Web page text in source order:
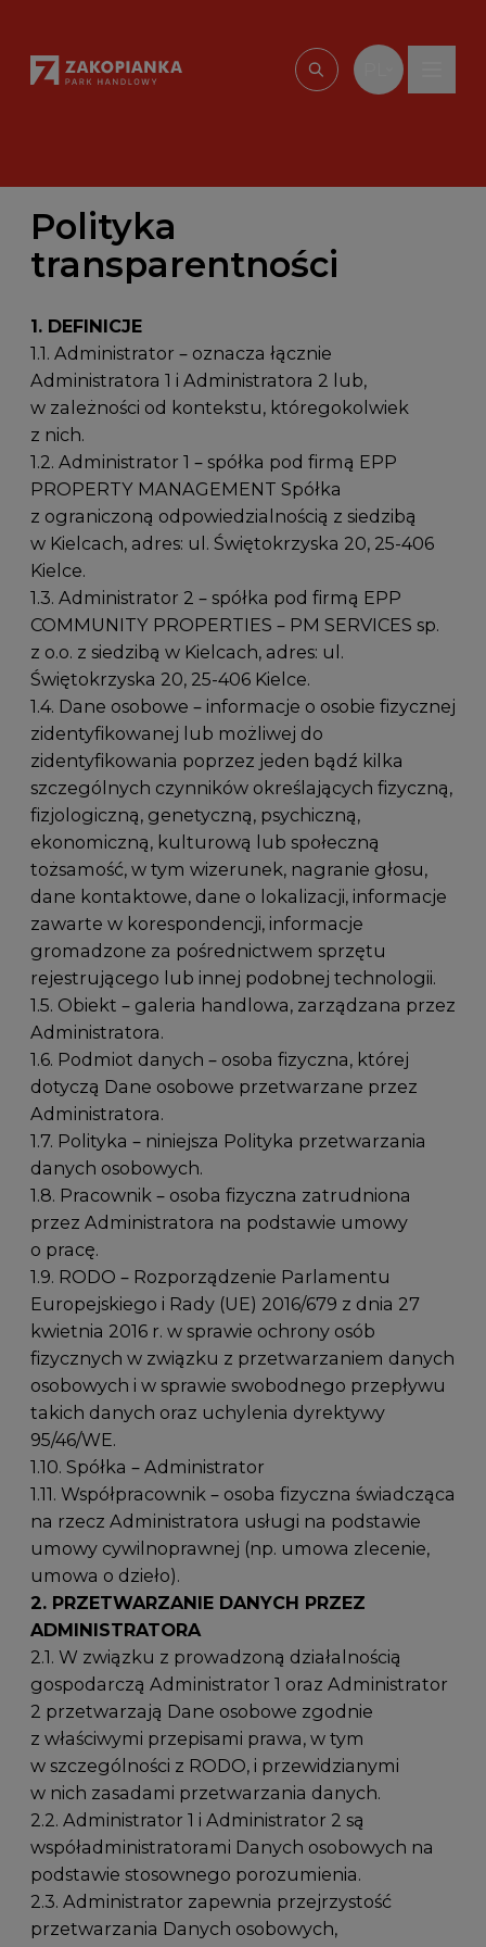
Wpisz, czego
Polityka
transparentności
1. DEFINICJE
1.1. Administrator – oznacza łącznie
Administratora 1 i Administratora 2 lub,
w zależności od kontekstu, któregokolwiek
z nich.
1.2. Administrator 1 – spółka pod firmą EPP
PROPERTY MANAGEMENT Spółka
z ograniczoną odpowiedzialnością z siedzibą
w Kielcach, adres: ul. Świętokrzyska 20, 25-406
Kielce.
1.3. Administrator 2 – spółka pod firmą EPP
COMMUNITY PROPERTIES – PM SERVICES sp.
z o.o. z siedzibą w Kielcach, adres: ul.
Świętokrzyska 20, 25-406 Kielce.
1.4. Dane osobowe – informacje o osobie fizycznej
zidentyfikowanej lub możliwej do
zidentyfikowania poprzez jeden bądź kilka
szczególnych czynników określających fizyczną,
fizjologiczną, genetyczną, psychiczną,
ekonomiczną, kulturową lub społeczną
tożsamość, w tym wizerunek, nagranie głosu,
dane kontaktowe, dane o lokalizacji, informacje
zawarte w korespondencji, informacje
gromadzone za pośrednictwem sprzętu
rejestrującego lub innej podobnej technologii.
1.5. Obiekt – galeria handlowa, zarządzana przez
Administratora.
1.6. Podmiot danych – osoba fizyczna, której
dotyczą Dane osobowe przetwarzane przez
Administratora.
1.7. Polityka – niniejsza Polityka przetwarzania
danych osobowych.
1.8. Pracownik – osoba fizyczna zatrudniona
przez Administratora na podstawie umowy
o pracę.
1.9. RODO – Rozporządzenie Parlamentu
Europejskiego i Rady (UE) 2016/679 z dnia 27
kwietnia 2016 r. w sprawie ochrony osób
fizycznych w związku z przetwarzaniem danych
osobowych i w sprawie swobodnego przepływu
takich danych oraz uchylenia dyrektywy
95/46/WE.
1.10. Spółka – Administrator
1.11. Współpracownik – osoba fizyczna świadcząca
na rzecz Administratora usługi na podstawie
umowy cywilnoprawnej (np. umowa zlecenie,
umowa o dzieło).
2. PRZETWARZANIE DANYCH PRZEZ
ADMINISTRATORA
2.1. W związku z prowadzoną działalnością
gospodarczą Administrator 1 oraz Administrator
2 przetwarzają Dane osobowe zgodnie
z właściwymi przepisami prawa, w tym
w szczególności z RODO, i przewidzianymi
w nich zasadami przetwarzania danych.
2.2. Administrator 1 i Administrator 2 są
współadministratorami Danych osobowych na
podstawie stosownego porozumienia.
2.3. Administrator zapewnia przejrzystość
przetwarzania Danych osobowych,